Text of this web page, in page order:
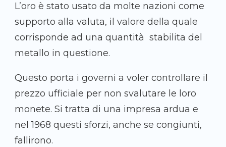
L’oro è stato usato da molte nazioni come
supporto alla valuta, il valore della quale
corrisponde ad una quantità stabilita del
metallo in questione.
Questo porta i governi a voler controllare il
prezzo ufficiale per non svalutare le loro
monete. Si tratta di una impresa ardua e
nel 1968 questi sforzi, anche se congiunti,
fallirono.